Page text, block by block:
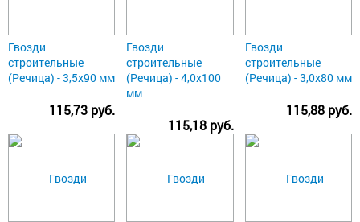
Гвозди
строительные
(Речица) - 3,5х90 мм
115,73 руб.
Гвозди
строительные
(Речица) - 4,0х100
мм
115,18 руб.
Гвозди
строительные
(Речица) - 3,0х80 мм
115,88 руб.